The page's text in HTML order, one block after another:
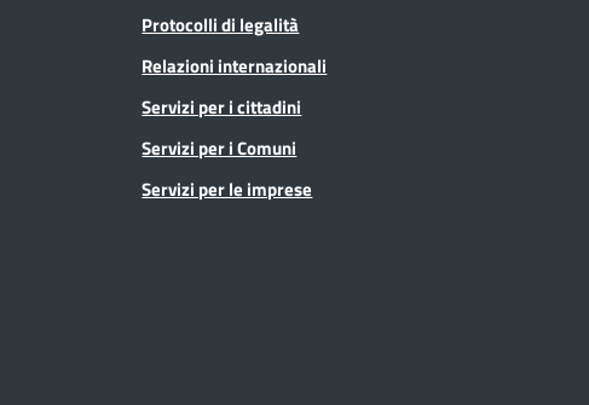
Protocolli di legalità
Relazioni internazionali
Servizi per i cittadini
Servizi per i Comuni
Servizi per le imprese